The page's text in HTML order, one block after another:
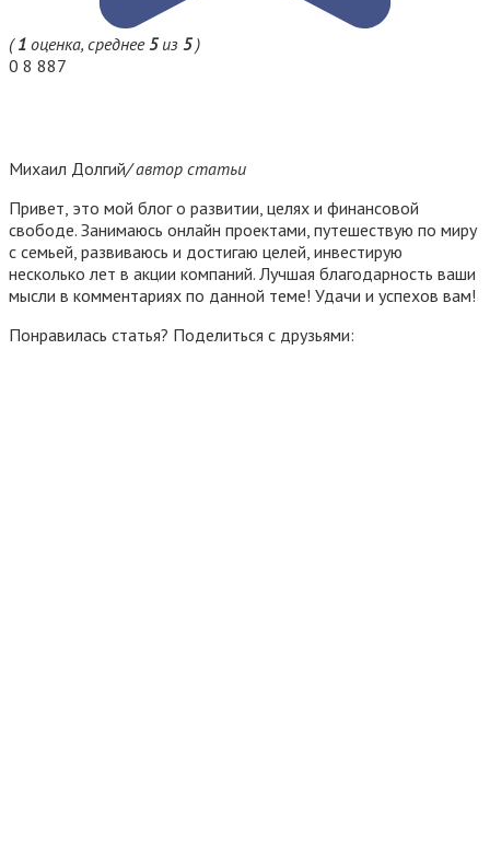
(1 оценка, среднее5из 5)
0 8 887
Михаил Долгий/ автор статьи
Привет, это мой блог о развитии, целях и финансовой
свободе. Занимаюсь онлайн проектами, путешествую по миру
с семьей, развиваюсь и достигаю целей, инвестирую
несколько лет в акции компаний. Лучшая благодарность ваши
мысли в комментариях по данной теме! Удачи и успехов вам!
Понравилась статья? Поделиться с друзьями: